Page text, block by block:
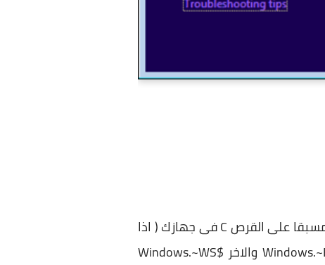
اولا : لا تحتاج الى تحميل او تثبيت ملفات ويندوز 10 من جديد على جهازك ، حيث يتم تخزينهما مسبقا على القرص C فى جهازك ( اذا
لم تكن قد قمت بحذفهما بالفعل ) يجب ان يكون لديك ملفان فى ال C:/ drive واسمه $Windows.~BT والاخر $Windows.~WS